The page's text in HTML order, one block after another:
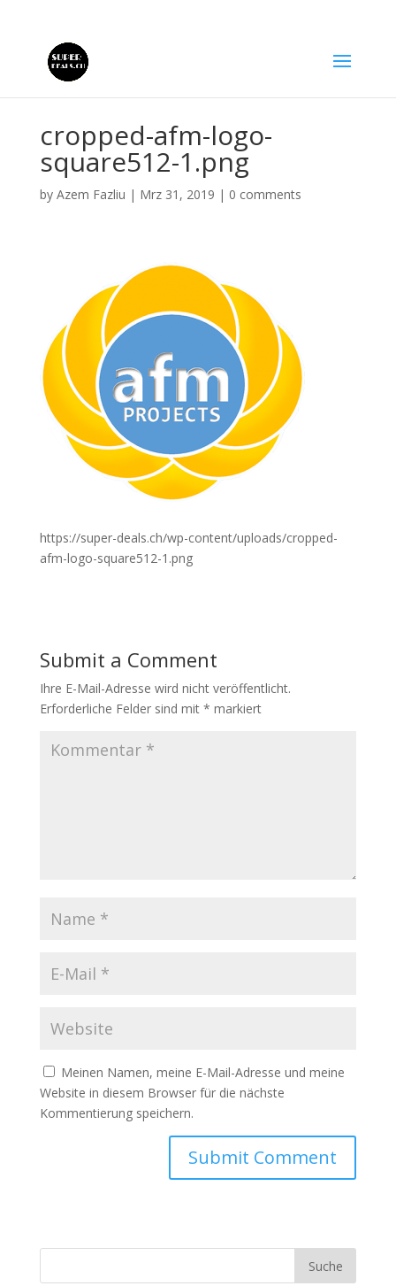
cropped-afm-logo-
square512-1.png
by Azem Fazliu | Mrz 31, 2019 | 0 comments
https://super-deals.ch/wp-content/uploads/cropped-
afm-logo-square512-1.png
Submit a Comment
Ihre E-Mail-Adresse wird nicht veröffentlicht.
Erforderliche Felder sind mit * markiert
Meinen Namen, meine E-Mail-Adresse und meine
Website in diesem Browser für die nächste
Kommentierung speichern.